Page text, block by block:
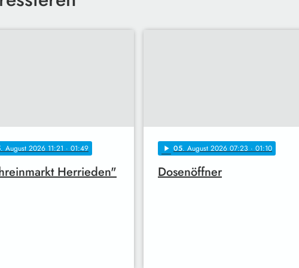
. August 2026 11:21 · 01:49
Herrieden"
play_arrow 05. August 2026 07:23 · 01:10
Dosenöffner